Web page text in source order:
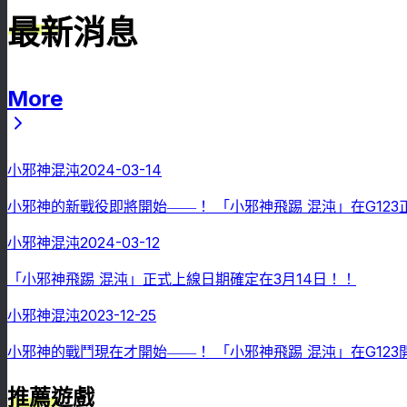
最新消息
More
小邪神混沌2024-03-14
小邪神的新戰役即將開始――！ 「小邪神飛踢 混沌」在G123
小邪神混沌2024-03-12
「小邪神飛踢 混沌」正式上線日期確定在3月14日！！
小邪神混沌2023-12-25
小邪神的戰鬥現在才開始――！ 「小邪神飛踢 混沌」在G123
推薦遊戲